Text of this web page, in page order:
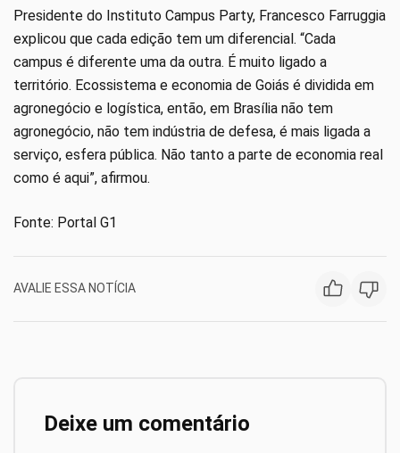
Presidente do Instituto Campus Party, Francesco Farruggia
explicou que cada edição tem um diferencial. “Cada
campus é diferente uma da outra. É muito ligado a
território. Ecossistema e economia de Goiás é dividida em
agronegócio e logística, então, em Brasília não tem
agronegócio, não tem indústria de defesa, é mais ligada a
serviço, esfera pública. Não tanto a parte de economia real
como é aqui”, afirmou.
Fonte: Portal G1
AVALIE ESSA NOTÍCIA
Deixe um comentário